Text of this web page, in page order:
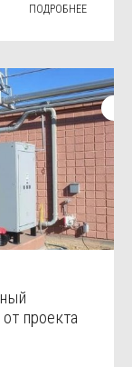
ПОДРОБНЕЕ
проекта